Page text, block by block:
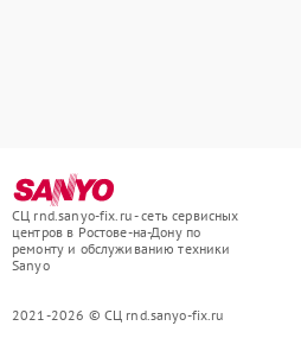
СЦ rnd.sanyo-fix.ru - сеть сервисных
центров в Ростове-на-Дону по
ремонту и обслуживанию техники
Sanyo
2021-2026 © СЦ rnd.sanyo-fix.ru